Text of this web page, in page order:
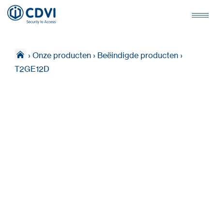
› Onze producten › Beëindigde producten ›
T2GE12D